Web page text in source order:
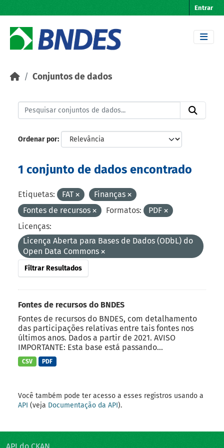
Entrar
Conjuntos de dados
Ordenar por
1 conjunto de dados encontrado
Etiquetas: FAT
Finanças
Fontes de recursos
Formatos:
PDF
Licenças:
Licença Aberta para Bases de Dados (ODbL) do
Open Data Commons
Filtrar Resultados
Fontes de recursos do BNDES
Fontes de recursos do BNDES, com detalhamento
das participações relativas entre tais fontes nos
últimos anos. Dados a partir de 2021. AVISO
IMPORTANTE: Esta base está passando...
CSV PDF
Você também pode ter acesso a esses registros usando a
API (veja Documentação da API).